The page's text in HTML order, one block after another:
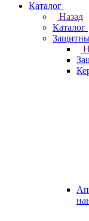
Каталог
Назад
Каталог